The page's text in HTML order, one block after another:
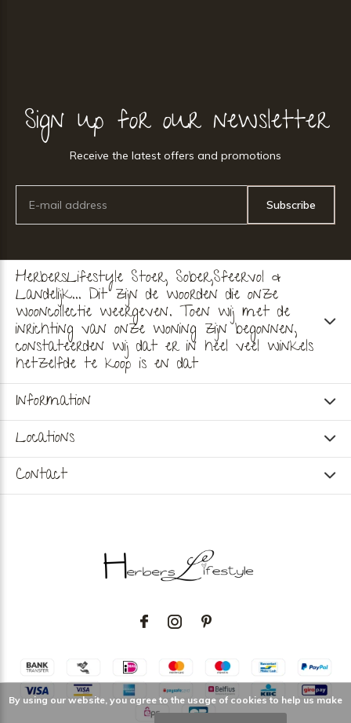
Sign up for our newsletter
Receive the latest offers and promotions
Subscribe
HerbersLifestyle Stoer, Sober,Sfeervol &
Landelijk... Dit zijn de woorden die onze
wooncollectie weergeven. Toen wij met de
inrichting van onze woning zijn begonnen,
constateerden wij dat er in heel veel winkels
hetzelfde te koop is en dat
Information
Locations
Contact
By using our website, you agree to the usage of cookies to help us make